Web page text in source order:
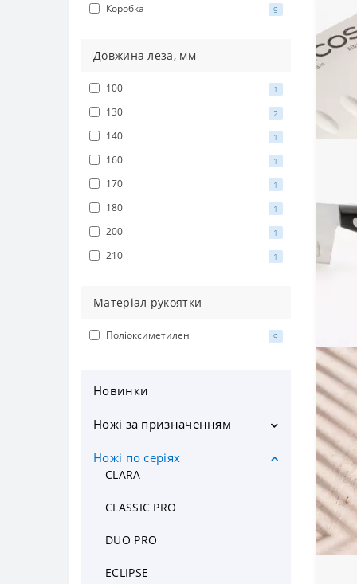
Коробка 9
Довжина леза, мм
100 1
130 2
140 1
160 1
170 1
180 1
200 1
210 1
Матеріал рукоятки
Поліоксиметилен 9
Новинки
Ножі за призначенням
Шеф ножі
Ножі для чищення овочів та
Ніж для томатів
Набір ножів для чистки овочів
Ножі по серіях
CLARA
CLASSIC PRO
DUO PRO
ECLIPSE